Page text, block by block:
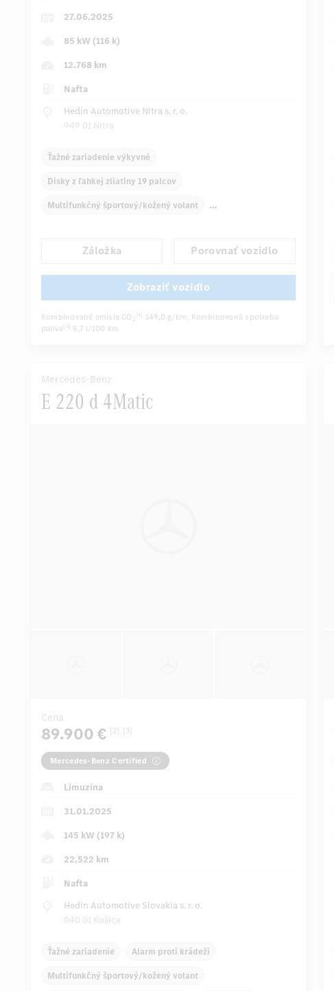
27.06.2025
85 kW (116 k)
12.768 km
Nafta
Hedin Automotive Nitra s. r. o.
949 01 Nitra
Ťažné zariadenie výkyvné
Disky z ľahkej zliatiny 19 palcov
Multifunkčný športový/kožený volant
Navigačný systém Multifunkčný displej
Snímač dažďa
Automatické stmievanie vnútorného zrkadla
Sedadlo vodiča/spolujazdca elektricky
Záložka Porovnať vozidlo
Zobraziť vozidlo
Kombinované emisie CO 2 [4] 149,0 g/km, Kombinovaná spotreba
paliva
[4] 5,7 l/100 km
Mercedes-Benz
E 220 d 4Matic
Cena
89.900 € [2] [3]
Mercedes-Benz Certified
Limuzína
31.01.2025
145 kW (197 k)
22.522 km
Nafta
Hedin Automotive Slovakia s. r. o.
040 01 Košice
Ťažné zariadenie Alarm proti krádeži
Multifunkčný športový/kožený volant